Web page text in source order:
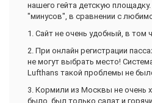
нашего гейта детскую
"минусов", в сравнении с
1. Сайт не очень удобный, в том
2. При онлайн регистрации
не могут выбрать место!
Lufthans такой проблемы не
3. Кормили из Москвы не очень
было, был только салат и